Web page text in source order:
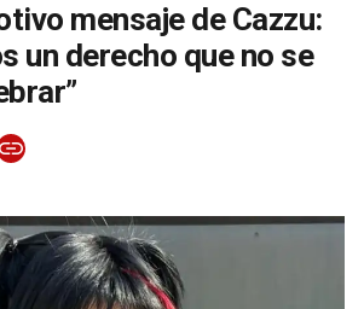
mensaje de Cazzu:
un derecho que no se